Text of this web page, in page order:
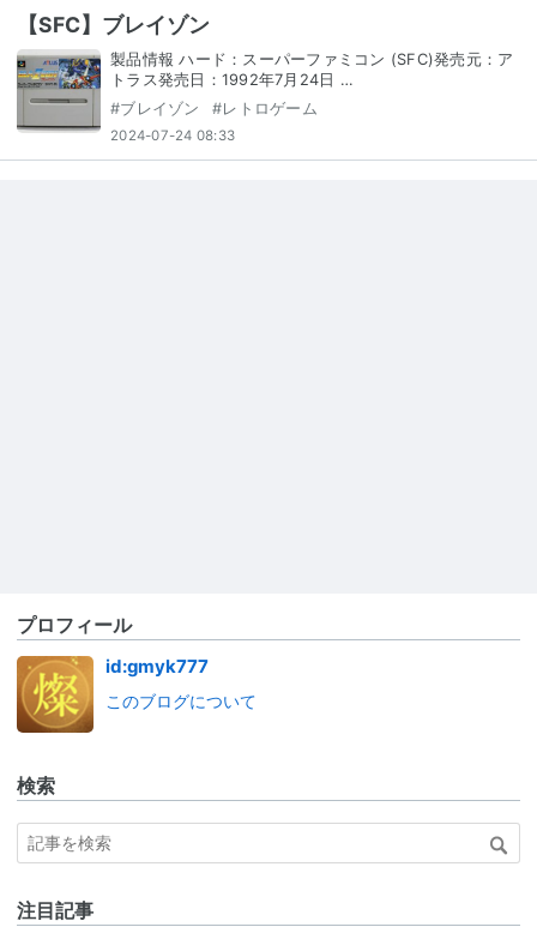
【SFC】ブレイゾン
製品情報 ハード：スーパーファミコン (SFC)発売元：ア
トラス発売日：1992年7月24日 …
#ブレイゾン #レトロゲーム
2024-07-24 08:33
プロフィール
id:gmyk777
このブログについて
検索
注目記事